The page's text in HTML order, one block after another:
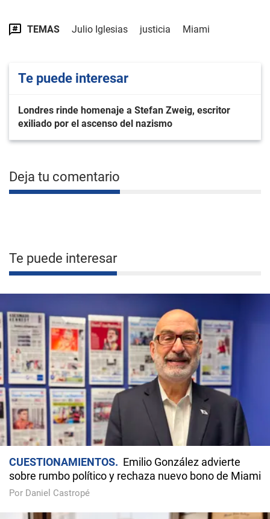
TEMAS Julio Iglesias justicia Miami
Te puede interesar
Londres rinde homenaje a Stefan Zweig, escritor
exiliado por el ascenso del nazismo
Deja tu comentario
Te puede interesar
CUESTIONAMIENTOS
Emilio González advierte
sobre rumbo político y rechaza nuevo bono de Miami
Por Daniel Castropé